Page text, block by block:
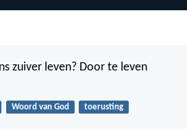
zuiver leven? Door te leven
Woord van God toerusting